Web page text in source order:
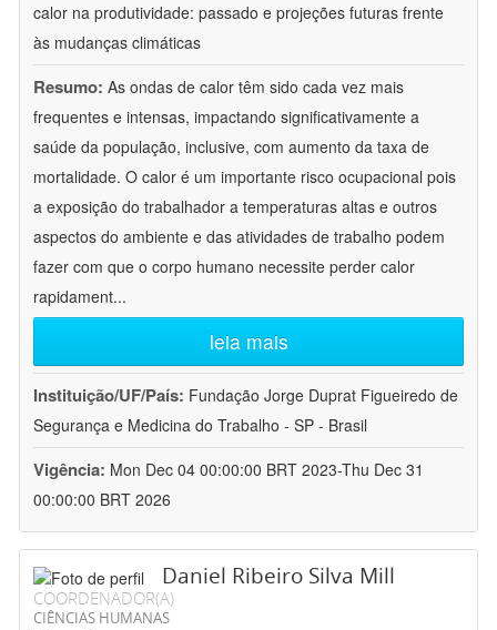
calor na produtividade: passado e projeções futuras frente
às mudanças climáticas
Resumo: As ondas de calor têm sido cada vez mais
frequentes e intensas, impactando significativamente a
saúde da população, inclusive, com aumento da taxa de
mortalidade. O calor é um importante risco ocupacional pois
a exposição do trabalhador a temperaturas altas e outros
aspectos do ambiente e das atividades de trabalho podem
fazer com que o corpo humano necessite perder calor
rapidament...
leia mais
Instituição/UF/País: Fundação Jorge Duprat Figueiredo de
Segurança e Medicina do Trabalho - SP - Brasil
Vigência: Mon Dec 04 00:00:00 BRT 2023-Thu Dec 31
00:00:00 BRT 2026
Daniel Ribeiro Silva Mill
COORDENADOR(A)
CIÊNCIAS HUMANAS